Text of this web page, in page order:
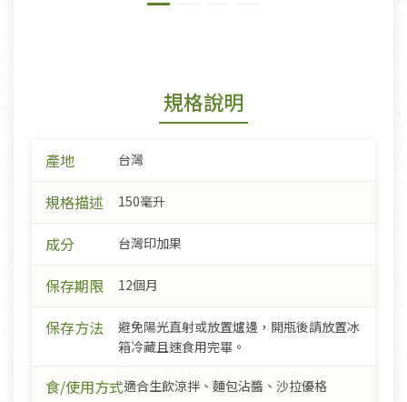
規格說明
產地 台灣
規格描述 150毫升
成分 台灣印加果
保存期限 12個月
保存方法
避免陽光直射或放置爐邊，開瓶後請放置冰
箱冷藏且速食用完畢。
食/使用方式適合生飲涼拌、麵包沾醬、沙拉優格